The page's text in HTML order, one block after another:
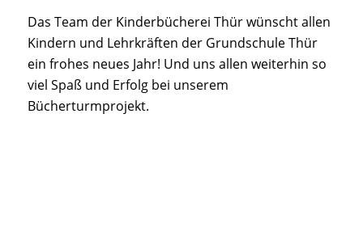
Das Team der Kinderbücherei Thür wünscht allen
Kindern und Lehrkräften der Grundschule Thür
ein frohes neues Jahr! Und uns allen weiterhin so
viel Spaß und Erfolg bei unserem
Bücherturmprojekt.